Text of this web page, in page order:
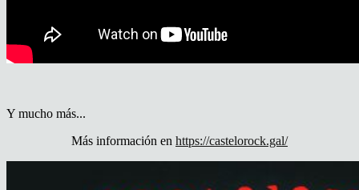
Y mucho más...
Más información en https://castelorock.gal/